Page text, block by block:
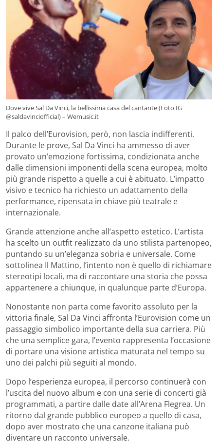
Dove vive Sal Da Vinci, la bellissima casa del cantante (Foto IG
@saldavinciofficial) – Wemusic.it
Il palco dell’Eurovision, però, non lascia indifferenti.
Durante le prove, Sal Da Vinci ha ammesso di aver
provato un’emozione fortissima, condizionata anche
dalle dimensioni imponenti della scena europea, molto
più grande rispetto a quelle a cui è abituato. L’impatto
visivo e tecnico ha richiesto un adattamento della
performance, ripensata in chiave più teatrale e
internazionale.
Grande attenzione anche all’aspetto estetico. L’artista
ha scelto un outfit realizzato da uno stilista partenopeo,
puntando su un’eleganza sobria e universale. Come
sottolinea Il Mattino, l’intento non è quello di richiamare
stereotipi locali, ma di raccontare una storia che possa
appartenere a chiunque, in qualunque parte d’Europa.
Nonostante non parta come favorito assoluto per la
vittoria finale, Sal Da Vinci affronta l’Eurovision come un
passaggio simbolico importante della sua carriera. Più
che una semplice gara, l’evento rappresenta l’occasione
di portare una visione artistica maturata nel tempo su
uno dei palchi più seguiti al mondo.
Dopo l’esperienza europea, il percorso continuerà con
l’uscita del nuovo album e con una serie di concerti già
programmati, a partire dalle date all’Arena Flegrea. Un
ritorno dal grande pubblico europeo a quello di casa,
dopo aver mostrato che una canzone italiana può
diventare un racconto universale.